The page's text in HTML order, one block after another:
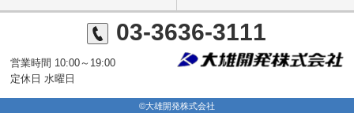
03-3636-3111
営業時間 10:00～19:00
定休日 水曜日
©大雄開発株式会社